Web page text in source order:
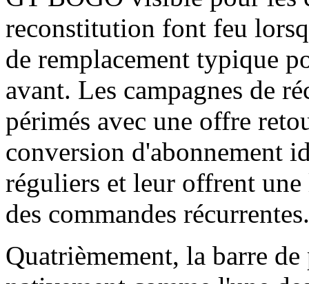
reconstitution font feu
de remplacement typique
avant. Les campagnes de
périmés avec une offre
conversion d'abonnement
réguliers et leur offrent
des commandes récurrentes.
Quatrièmement, la barre